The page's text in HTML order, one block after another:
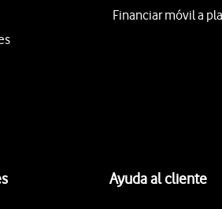
Financiar móvil a
Ayuda al cliente